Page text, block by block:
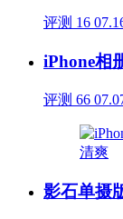
评测 16
iPhone相
评测 66
影石单摄